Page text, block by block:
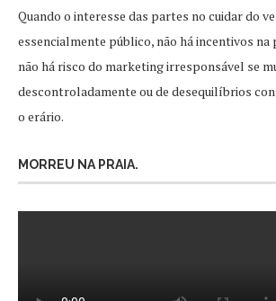
Quando o interesse das partes no cuidar do
essencialmente público, não há incentivos
não há risco do marketing irresponsável se
descontroladamente ou de desequilíbrios
o erário.
MORREU NA PRAIA.